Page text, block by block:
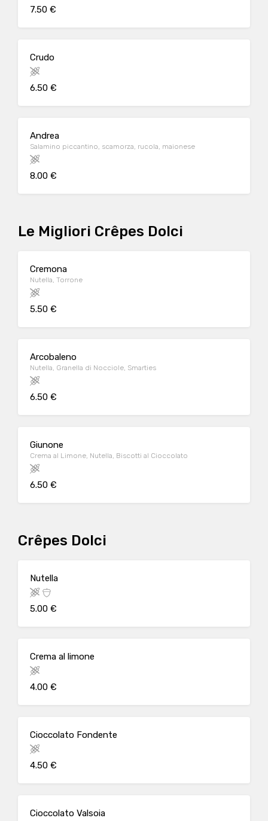
7.50 €
Crudo
6.50 €
Andrea
Salamino piccantino, scamorza, rucola, maionese
8.00 €
Le Migliori Crêpes Dolci
Cremona
Nutella, Torrone
5.50 €
Arcobaleno
Nutella, Granella di Nocciole, Smarties
6.50 €
Giunone
Crema al Limone, Nutella, Biscotti al Cioccolato
6.50 €
Crêpes Dolci
Nutella
5.00 €
Crema al limone
4.00 €
Cioccolato Fondente
4.50 €
Cioccolato Valsoia